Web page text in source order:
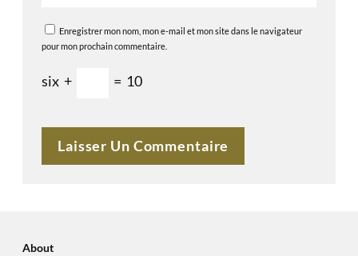
Enregistrer mon nom, mon e-mail et mon site dans le navigateur
pour mon prochain commentaire.
six + = 10
About